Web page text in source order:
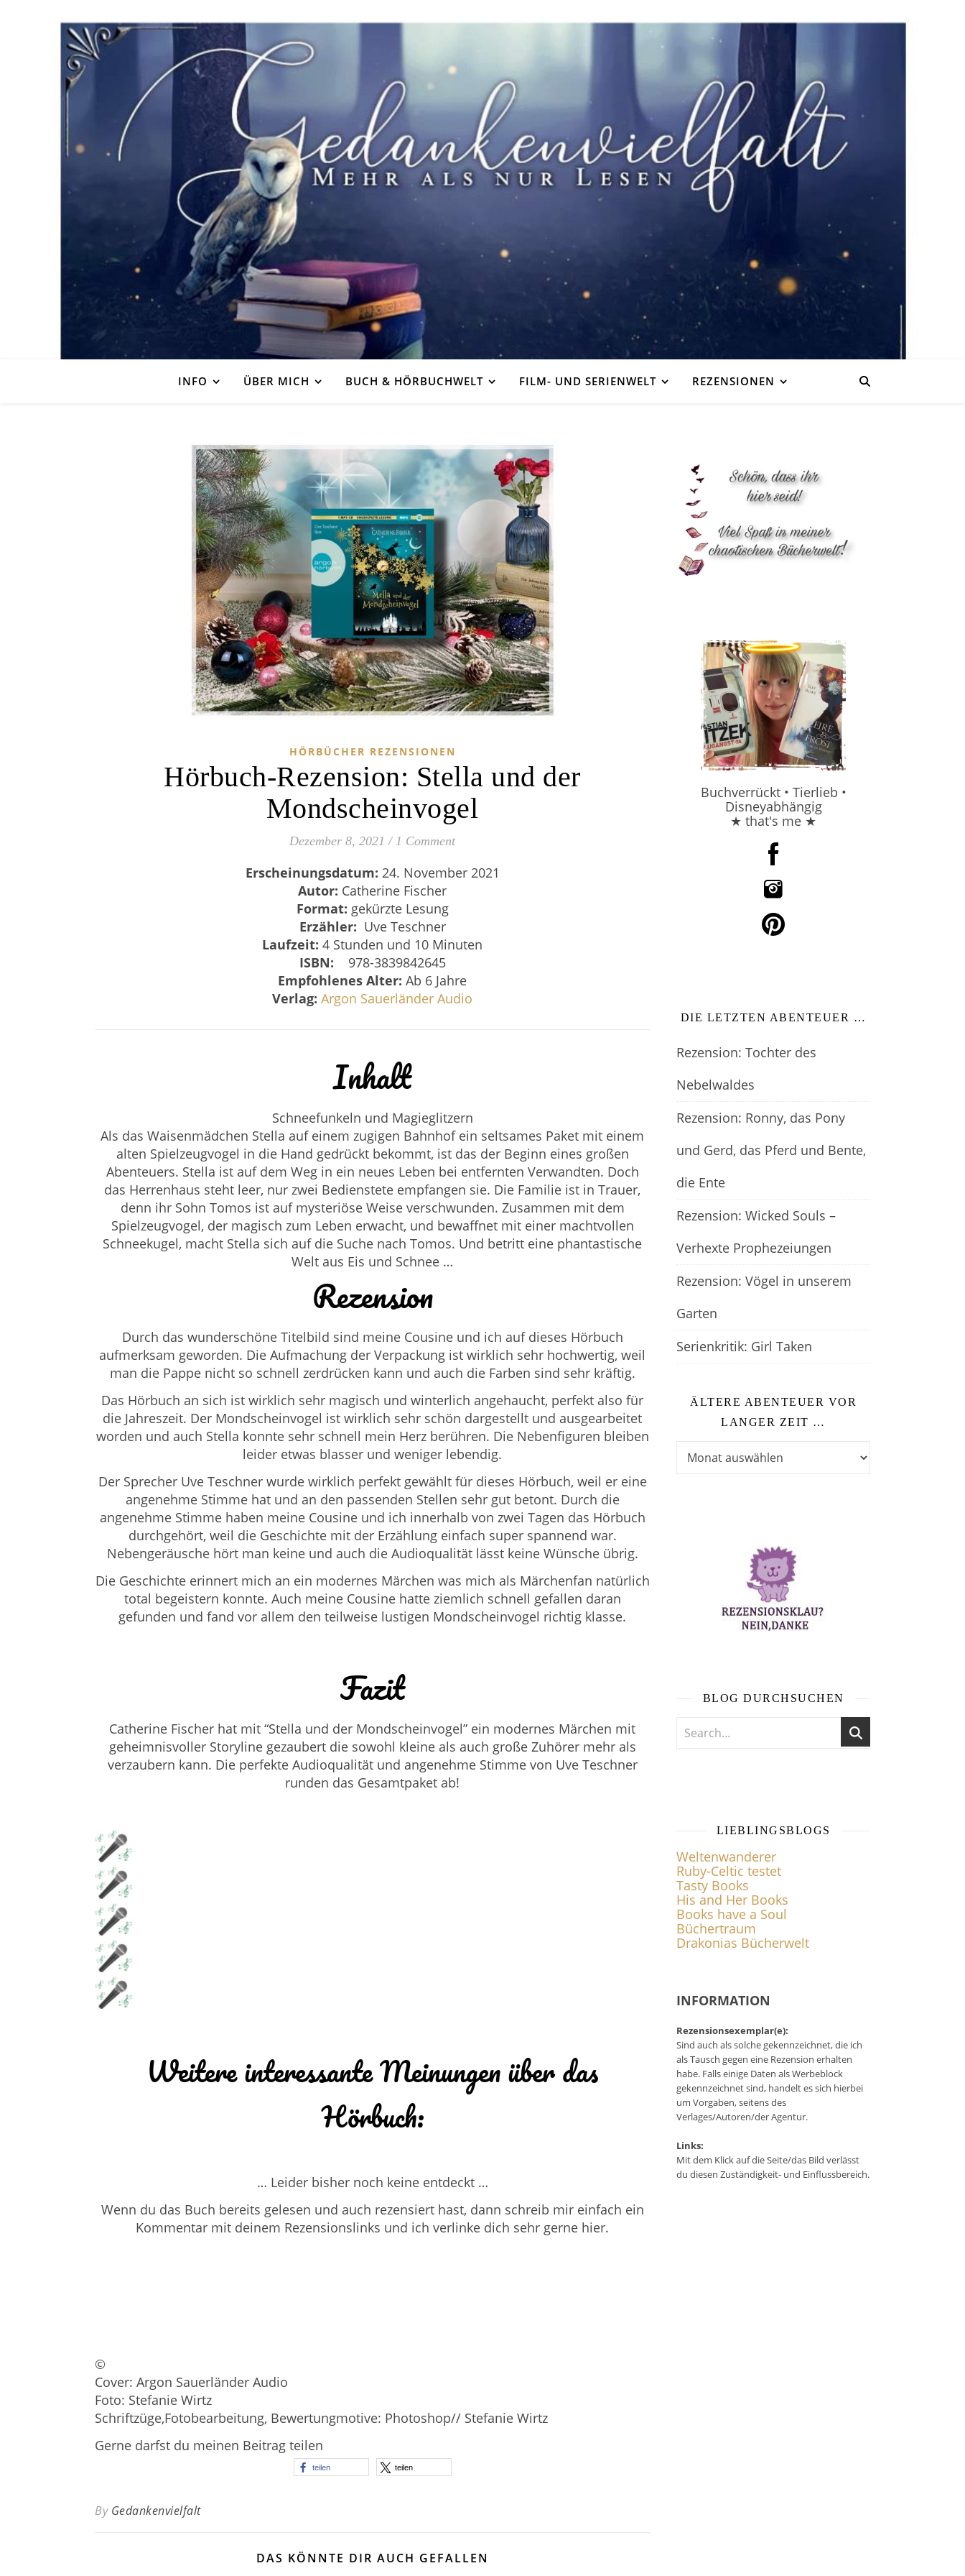
INFO ÜBER MICH BUCH & HÖRBUCHWELT FILM- UND SERIENWELT REZENSIONEN
HÖRBÜCHER REZENSIONEN
Hörbuch-Rezension: Stella und der
Mondscheinvogel
Dezember 8, 2021 / 1 Comment
Erscheinungsdatum: 24. November 2021
Autor: Catherine Fischer
Format: gekürzte Lesung
Erzähler: Uve Teschner
Laufzeit: 4 Stunden und 10 Minuten
ISBN:
978-3839842645
Empfohlenes Alter: Ab 6 Jahre
Verlag: Argon Sauerländer Audio
Inhalt
Schneefunkeln und Magieglitzern
Als das Waisenmädchen Stella auf einem zugigen Bahnhof ein seltsames Paket mit einem
alten Spielzeugvogel in die Hand gedrückt bekommt, ist das der Beginn eines großen
Abenteuers. Stella ist auf dem Weg in ein neues Leben bei entfernten Verwandten. Doch
das Herrenhaus steht leer, nur zwei Bedienstete empfangen sie. Die Familie ist in Trauer,
denn ihr Sohn Tomos ist auf mysteriöse Weise verschwunden. Zusammen mit dem
Spielzeugvogel, der magisch zum Leben erwacht, und bewaffnet mit einer machtvollen
Schneekugel, macht Stella sich auf die Suche nach Tomos. Und betritt eine phantastische
Welt aus Eis und Schnee …
Rezension
Durch das wunderschöne Titelbild sind meine Cousine und ich auf dieses Hörbuch
aufmerksam geworden. Die Aufmachung der Verpackung ist wirklich sehr hochwertig, weil
man die Pappe nicht so schnell zerdrücken kann und auch die Farben sind sehr kräftig.
Das Hörbuch an sich ist wirklich sehr magisch und winterlich angehaucht, perfekt also für
die Jahreszeit. Der Mondscheinvogel ist wirklich sehr schön dargestellt und ausgearbeitet
worden und auch Stella konnte sehr schnell mein Herz berühren. Die Nebenfiguren bleiben
leider etwas blasser und weniger lebendig.
Der Sprecher Uve Teschner wurde wirklich perfekt gewählt für dieses Hörbuch, weil er eine
angenehme Stimme hat und an den passenden Stellen sehr gut betont. Durch die
angenehme Stimme haben meine Cousine und ich innerhalb von zwei Tagen das Hörbuch
durchgehört, weil die Geschichte mit der Erzählung einfach super spannend war.
Nebengeräusche hört man keine und auch die Audioqualität lässt keine Wünsche übrig.
Die Geschichte erinnert mich an ein modernes Märchen was mich als Märchenfan natürlich
total begeistern konnte. Auch meine Cousine hatte ziemlich schnell gefallen daran
gefunden und fand vor allem den teilweise lustigen Mondscheinvogel richtig klasse.
Fazit
Catherine Fischer hat mit “Stella und der Mondscheinvogel” ein modernes Märchen mit
geheimnisvoller Storyline gezaubert die sowohl kleine als auch große Zuhörer mehr als
verzaubern kann. Die perfekte Audioqualität und angenehme Stimme von Uve Teschner
runden das Gesamtpaket ab!
Weitere interessante Meinungen über das
Hörbuch:
… Leider bisher noch keine entdeckt …
Wenn du das Buch bereits gelesen und auch rezensiert hast, dann schreib mir einfach ein
Kommentar mit deinem Rezensionslinks und ich verlinke dich sehr gerne hier.
©
Cover: Argon Sauerländer Audio
Foto: Stefanie Wirtz
Schriftzüge,Fotobearbeitung, Bewertungmotive: Photoshop// Stefanie Wirtz
Gerne darfst du meinen Beitrag teilen
teilen teilen
By Gedankenvielfalt
DAS KÖNNTE DIR AUCH GEFALLEN
Buchverrückt • Tierlieb •
Disneyabhängig
★ that's me ★
DIE LETZTEN ABENTEUER …
Rezension: Tochter des
Nebelwaldes
Rezension: Ronny, das Pony
und Gerd, das Pferd und Bente,
die Ente
Rezension: Wicked Souls –
Verhexte Prophezeiungen
Rezension: Vögel in unserem
Garten
Serienkritik: Girl Taken
ÄLTERE ABENTEUER VOR
LANGER ZEIT …
BLOG DURCHSUCHEN
LIEBLINGSBLOGS
Weltenwanderer
Ruby-Celtic testet
Tasty Books
His and Her Books
Books have a Soul
Büchertraum
Drakonias Bücherwelt
INFORMATION
Rezensionsexemplar(e):
Sind auch als solche gekennzeichnet, die ich
als Tausch gegen eine Rezension erhalten
habe. Falls einige Daten als Werbeblock
gekennzeichnet sind, handelt es sich hierbei
um Vorgaben, seitens des
Verlages/Autoren/der Agentur.
Links:
Mit dem Klick auf die Seite/das Bild verlässt
du diesen Zuständigkeit- und Einflussbereich.